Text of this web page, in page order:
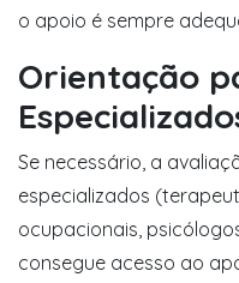
o apoio é sempre
Orientação
Se necessário, a
especializados
ocupacionais,
consegue acesso ao